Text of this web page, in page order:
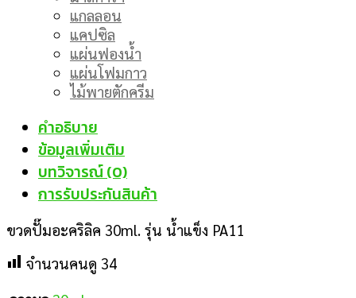
แกลลอน
แคปซิล
แผ่นฟองน้ำ
แผ่นโฟมกาว
ไม้พายตักครีม
คำอธิบาย
ข้อมูลเพิ่มเติม
บทวิจารณ์ (0)
การรับประกันสินค้า
ขวดปั๊มอะคริลิค 30ml. รุ่น น้ำแข็ง PA11
จำนวนคนดู 34